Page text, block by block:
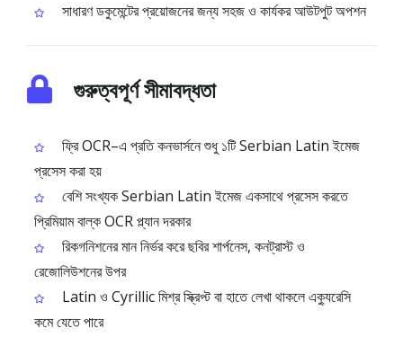
সাধারণ ডকুমেন্টের প্রয়োজনের জন্য সহজ ও কার্যকর আউটপুট অপশন
গুরুত্বপূর্ণ সীমাবদ্ধতা
ফ্রি OCR–এ প্রতি কনভার্সনে শুধু ১টি Serbian Latin ইমেজ
প্রসেস করা হয়
বেশি সংখ্যক Serbian Latin ইমেজ একসাথে প্রসেস করতে
প্রিমিয়াম বাল্ক OCR প্ল্যান দরকার
রিকগনিশনের মান নির্ভর করে ছবির শার্পনেস, কনট্রাস্ট ও
রেজোলিউশনের উপর
Latin ও Cyrillic মিশ্র স্ক্রিপ্ট বা হাতে লেখা থাকলে এক্যুরেসি
কমে যেতে পারে